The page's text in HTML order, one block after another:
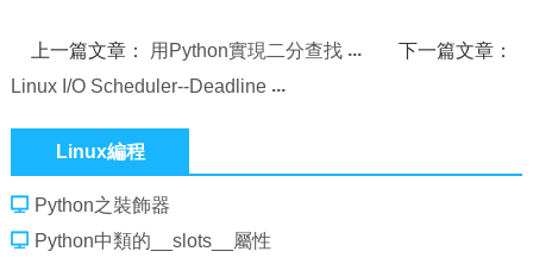
上一篇文章： 用Python實現二分查找
下一篇文章：
Linux I/O Scheduler--Deadline
Linux編程
Python之裝飾器
Python中類的__slots__屬性